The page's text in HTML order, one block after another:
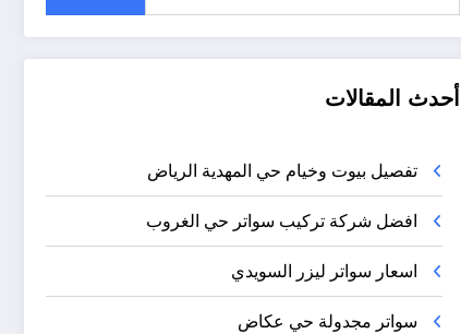
أحدث المقالات
تفصيل بيوت وخيام حي المهدية الرياض
افضل شركة تركيب سواتر حي الغروب
اسعار سواتر ليزر السويدي
سواتر مجدولة حي عكاض